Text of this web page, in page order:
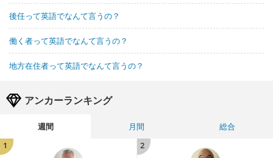
後任って英語でなんて言うの？
働く者って英語でなんて言うの？
地方在住者って英語でなんて言うの？
アンカーランキング
週間 月間
総合
1
2